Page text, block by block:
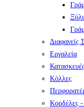
Διαφανείς
Εργαλεία
Κόλλες
Κορδέλες -